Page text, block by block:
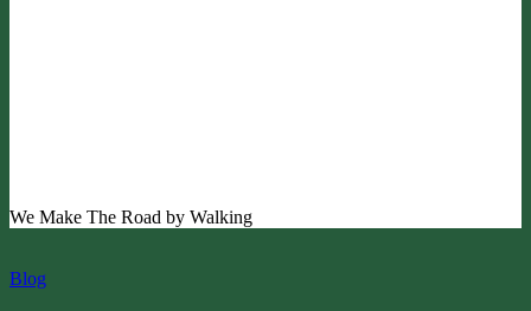
We Make The Road by Walking
Blog